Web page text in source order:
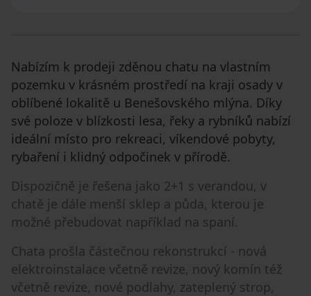
Nabízím k prodeji zděnou chatu na vlastním
pozemku v krásném prostředí na kraji osady v
oblíbené lokalitě u Benešovského mlýna. Díky
své poloze v blízkosti lesa, řeky a rybníků nabízí
ideální místo pro rekreaci, víkendové pobyty,
rybaření i klidný odpočinek v přírodě.
Dispozičně je řešena jako 2+1 s verandou, v
chatě je dále menší sklep a půda, kterou je
možné přebudovat například na spaní.
Chata prošla částečnou rekonstrukcí - nová
elektroinstalace včetně revize, nový komín též
včetně revize, nové podlahy, zateplený strop,